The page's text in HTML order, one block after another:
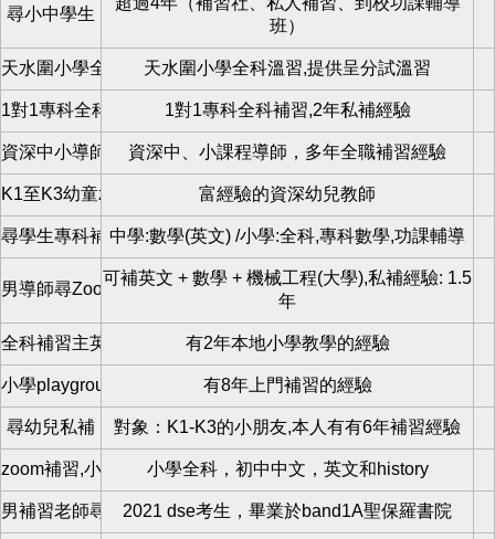
尋小中學生
班）
天水圍小學全科補習天水圍小學全科溫習,提供呈分試溫習
1對1專科全科補習 1對1專科全科補習,2年私補經驗
資深中小導師麥sir資深中、小課程導師，多年全職補習經驗
K1至K3幼童zoom數學小組班富經驗的資深幼兒教師
尋學生專科補習中學:數學(英文) /小學:全科,專科數學,功課輔導
男導師尋Zoom學生
可補英文 + 數學 + 機械工程(大學),私補經驗: 1.5
年
全科補習主英文 有2年本地小學教學的經驗
小學playgroup導師 有8年上門補習的經驗
尋幼兒私補 對象：K1-K3的小朋友,本人有有6年補習經驗
zoom補習,小學全科私補小學全科，初中中文，英文和history
男補習老師尋學生2021 dse考生，畢業於band1A聖保羅書院